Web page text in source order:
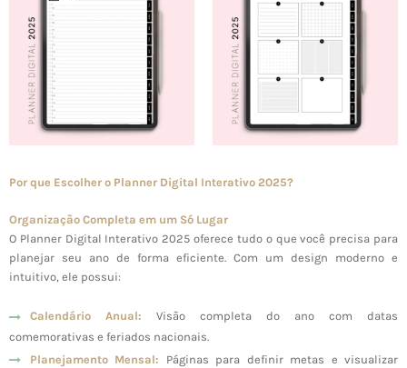
Por que Escolher o Planner Digital Interativo 2025?
Organização Completa em um Só Lugar
O Planner Digital Interativo 2025 oferece tudo o que você precisa para
planejar seu ano de forma eficiente. Com um design moderno e
intuitivo, ele possui:
Calendário Anual: Visão completa do ano com datas
comemorativas e feriados nacionais.
Planejamento Mensal: Páginas para definir metas e visualizar